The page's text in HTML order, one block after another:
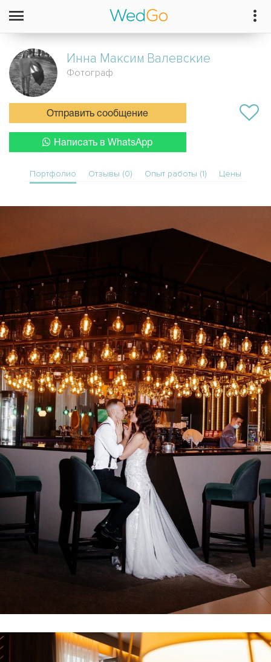
Инна Максим Валевские
Фотограф
Отправить сообщение
Написать в WhatsApp
Портфолио Отзывы (0) Опыт работы (1) Цены